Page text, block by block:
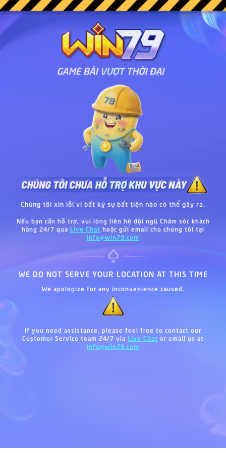
Chúng tôi xin lỗi vì bất kỳ sự bất tiện nào có thể gây ra.
Nếu bạn cần hỗ trợ, vui lòng liên hệ đội ngũ Chăm sóc khách
hàng 24/7 qua Live Chat hoặc gửi email cho chúng tôi tại
info@win79.com
WE DO NOT SERVE YOUR LOCATION AT THIS TIME
We apologize for any inconvenience caused.
If you need assistance, please feel free to contact our
Customer Service team 24/7 via Live Chat or email us at
info@win79.com